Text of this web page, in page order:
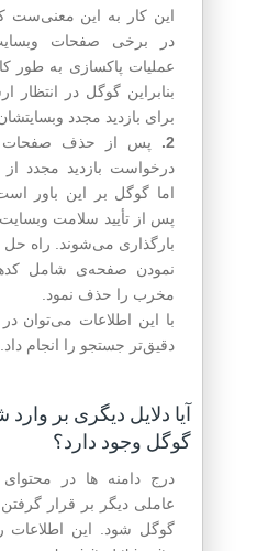
این کار به این معنی‌ست
در برخی صفحات
عملیات پاکسازی به طور
بنابراین گوگل در انتظار
برای بازدید مجدد
2.
پس از حذف صفحات
درخواست بازدید مجدد
اما گوگل بر این باور
پس از تأیید سلامت
بارگذاری می‌شوند. راه
نمودن صفحه‌ی شامل
مخرب را حذف نمود.
با این اطلاعات می‌توان
دقیق‌تر جستجو را انجام داد.
آیا دلایل دیگری بر
گوگل وجود دارد؟
درج دامنه ها در
عاملی دیگر بر قرار
گوگل شود. این اطلاعات